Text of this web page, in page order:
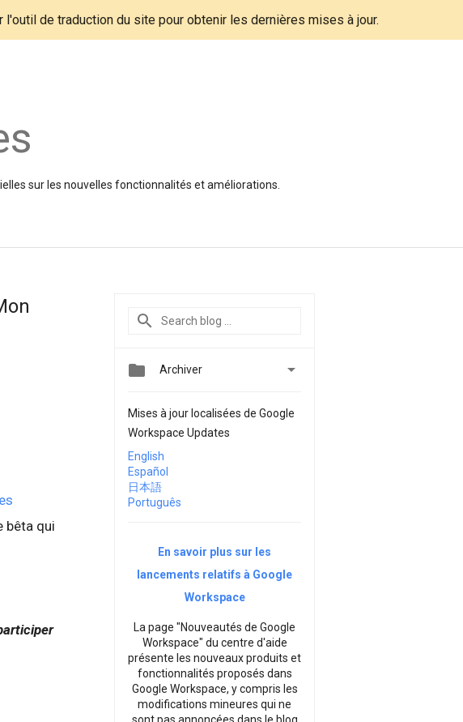
l'outil de traduction du site pour obtenir les dernières mises à jour.
sur les nouvelles fonctionnalités et améliorations.
bêta qui
 Archiver 
Mises à jour localisées de Google
Workspace Updates
English
Español
日本語
Português
En savoir plus sur les
lancements relatifs à Google
Workspace
La page "Nouveautés de Google
Workspace" du centre d'aide
présente les nouveaux produits et
fonctionnalités proposés dans
Google Workspace, y compris les
modifications mineures qui ne